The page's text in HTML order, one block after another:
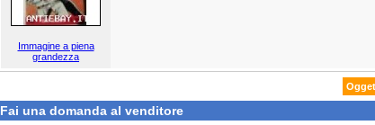
Immagine a piena
grandezza
Fai una domanda al venditore